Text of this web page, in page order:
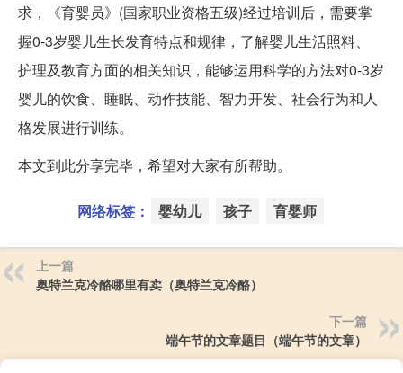
求，《育婴员》(国家职业资格五级)经过培训后，需要掌
握0-3岁婴儿生长发育特点和规律，了解婴儿生活照料、
护理及教育方面的相关知识，能够运用科学的方法对0-3岁
婴儿的饮食、睡眠、动作技能、智力开发、社会行为和人
格发展进行训练。
本文到此分享完毕，希望对大家有所帮助。
网络标签： 婴幼儿 孩子 育婴师
上一篇
奥特兰克冷酪哪里有卖（奥特兰克冷酪）
下一篇
端午节的文章题目（端午节的文章）